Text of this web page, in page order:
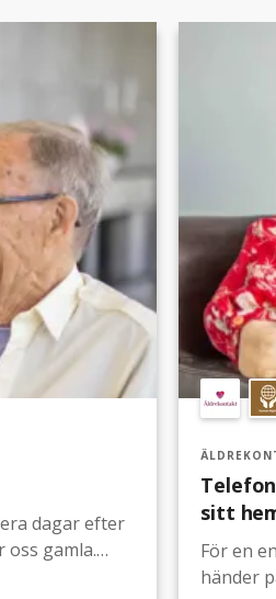
gamla.
sitt
För en
händer på flera veckor.